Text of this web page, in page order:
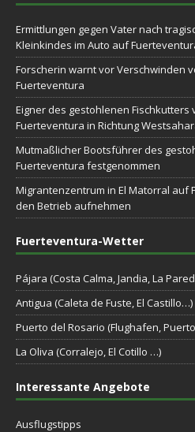
Ermittlungen gegen Vater nach
Kleinkindes im Auto auf
Forscherin warnt vor Verschwinden
Fuerteventura
Eigner des gestohlenen
Fuerteventura in Richtung
Mutmaßlicher Bootsführer des
Fuerteventura festgenommen
Migrantenzentrum in El Matorral auf
den Betrieb aufnehmen
Fuerteventura-Wetter
Pájara (Costa Calma, Jandia, La
Antigua (Caleta de Fuste, El Castillo…)
Puerto del Rosario (Flughafen,
La Oliva (Corralejo, El Cotillo …)
Interessante Angebote
Ausflugstipps